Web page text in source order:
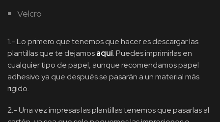
Velcro
1.- Lo primero que tenemos que hacer es descargar las
plantillas que te dejamosaquí. Puedes imprimirlas en
cualquier tipo de papel, aunque recomendamos papel
adhesivo ya que después se pasarán a un material más
rigido.
2.- Una vez impresas las plantillas tenemos que pasarlas al